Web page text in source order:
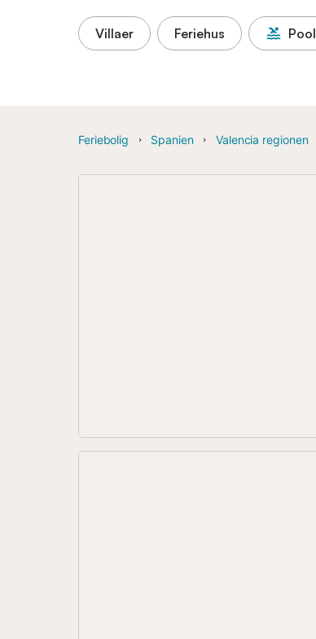
Villaer Feriehus Pool
Feriebolig Spanien Valencia regionen